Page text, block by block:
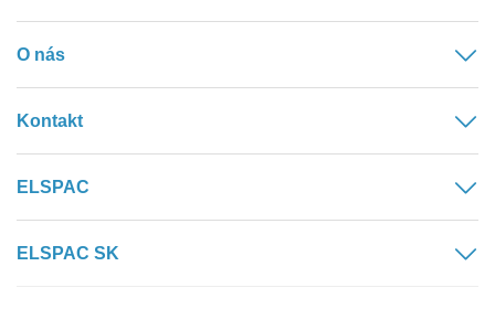
O nás
Kontakt
ELSPAC
ELSPAC SK